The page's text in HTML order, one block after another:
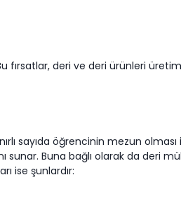
fırsatlar, deri ve deri ürünleri
sayıda öğrencinin mezun olması
Buna bağlı olarak da deri
ise şunlardır: